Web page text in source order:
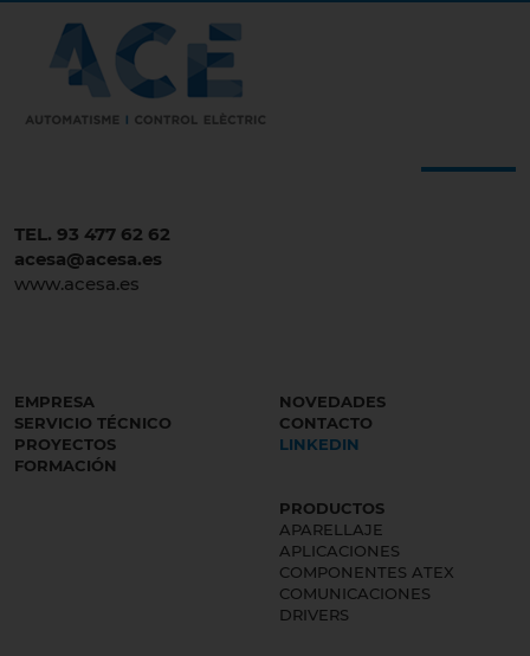
TEL. 93 477 62 62
acesa@acesa.es
www.acesa.es
EMPRESA
SERVICIO TÉCNICO
PROYECTOS
FORMACIÓN
NOVEDADES
CONTACTO
LINKEDIN
PRODUCTOS
APARELLAJE
APLICACIONES
COMPONENTES ATEX
COMUNICACIONES
DRIVERS